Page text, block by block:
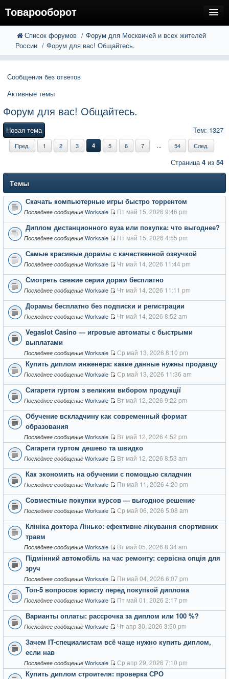
Товарооборот
FAQ
Пользователи
Регистрация
Вход
Поиск
Расширенный поиск
Список форумов
Форум для Москвичей и всех жителей
России
Форум для вас! Общайтесь.
Сообщения без ответов
Активные темы
Форум для вас! Общайтесь.
Новая тема Тем: 1327
Пред. 1 2 3 4 5 6 7 ... 54 След.
Страница4 из 54
Темы
Скачать компьютерные игры быстро торрентом
Последнее сообщение Worksale Пт май 15, 2026 9:46 pm
Диплом дистанционного вуза или покупка: что выгоднее?
Последнее сообщение Worksale Пт май 15, 2026 4:55 pm
Самые красивые дорамы с качественной озвучкой
Последнее сообщение Worksale Чт май 14, 2026 11:44 pm
Смотреть свежие серии дорам бесплатно
Последнее сообщение Worksale Чт май 14, 2026 11:11 pm
Дорамы бесплатно без подписки и регистрации
Последнее сообщение Worksale Чт май 14, 2026 8:52 am
Vegaslot Casino — игровые автоматы с быстрыми
выплатами
Последнее сообщение Worksale Ср май 13, 2026 8:10 pm
Купить диплом инженера: какие данные нужны продавцу
Последнее сообщение Worksale Ср май 13, 2026 11:36 am
Сигарети гуртом з великим вибором продукції
Последнее сообщение Worksale Вт май 12, 2026 9:22 pm
Обучение вскладчину как современный формат
образования
Последнее сообщение Worksale Вт май 12, 2026 4:52 pm
Сигарети гуртом дешево та швидко
Последнее сообщение Worksale Вт май 12, 2026 8:53 am
Как экономить на обучении с помощью складчин
Последнее сообщение Worksale Пн май 11, 2026 4:20 pm
Совместные покупки курсов — выгодное решение
Последнее сообщение Worksale Ср май 06, 2026 5:08 am
Клініка доктора Лінько: ефективне лікування спортивних
травм
Последнее сообщение Worksale Вт май 05, 2026 8:34 am
Підмінний автомобіль на час ремонту: сервісна опція для
зруч
Последнее сообщение Worksale Пн май 04, 2026 6:07 pm
Топ-5 вопросов юристу перед покупкой диплома
Последнее сообщение Worksale Пт май 01, 2026 2:17 pm
Варианты оплаты: рассрочка за диплом или 100 %?
Последнее сообщение Worksale Чт апр 30, 2026 3:50 pm
Зачем IT-специалистам всё чаще нужно купить диплом,
если нав
Последнее сообщение Worksale Ср апр 29, 2026 7:10 pm
Купить диплом строителя: проверка СРО